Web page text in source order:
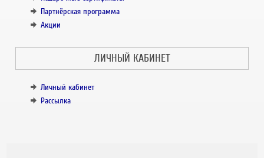
Партнёрская программа
Акции
ЛИЧНЫЙ КАБИНЕТ
Личный кабинет
Рассылка